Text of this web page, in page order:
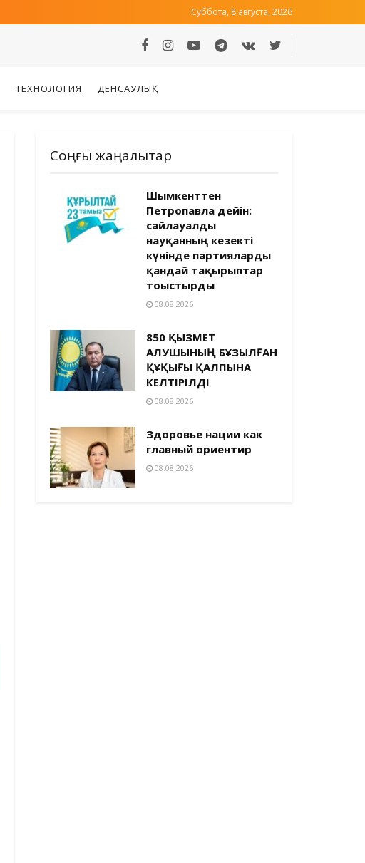
Суббота, 8 августа, 2026
ТЕХНОЛОГИЯ ДЕНСАУЛЫҚ
Соңғы жаңалықтар
Шымкенттен
Петропавлға дейін:
сайлауалды
науқанның кезекті
күнінде партияларды
қандай тақырыптар
тоғыстырды
08.08.2026
850 ҚЫЗМЕТ
АЛУШЫНЫҢ БҰЗЫЛҒАН
ҚҰҚЫҒЫ ҚАЛПЫНА
КЕЛТІРІЛДІ
08.08.2026
Здоровье нации как
главный ориентир
08.08.2026